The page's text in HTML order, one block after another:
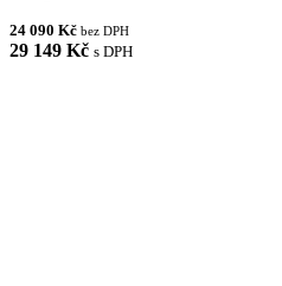
24 090 Kč bez DPH
29 149 Kč s DPH